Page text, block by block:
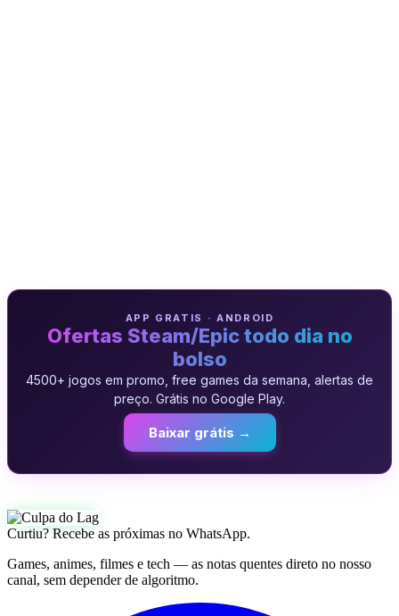
APP GRATIS · ANDROID
Ofertas Steam/Epic todo dia no
bolso
4500+ jogos em promo, free games da semana, alertas de
preço. Grátis no Google Play.
Baixar grátis →
Curtiu? Recebe as próximas no WhatsApp.
Games, animes, filmes e tech — as notas quentes direto no nosso
canal, sem depender de algoritmo.